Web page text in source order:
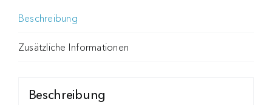
Beschreibung
Zusätzliche Informationen
Beschreibung